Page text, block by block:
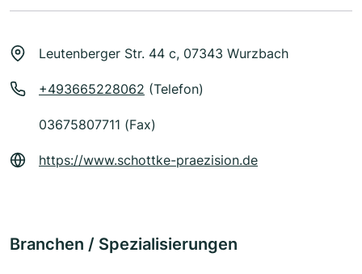
Leutenberger Str. 44 c, 07343 Wurzbach
+493665228062 (Telefon)
03675807711 (Fax)
https://www.schottke-praezision.de
Branchen / Spezialisierungen